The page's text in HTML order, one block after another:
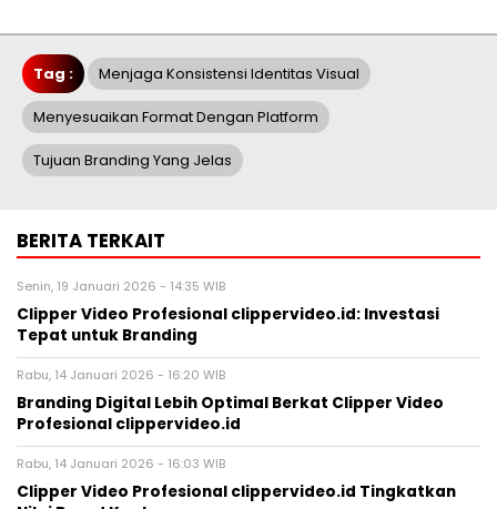
Tag : Menjaga Konsistensi Identitas Visual
Menyesuaikan Format Dengan Platform
Tujuan Branding Yang Jelas
BERITA TERKAIT
Senin, 19 Januari 2026 - 14:35 WIB
Clipper Video Profesional clippervideo.id: Investasi
Tepat untuk Branding
Rabu, 14 Januari 2026 - 16:20 WIB
Branding Digital Lebih Optimal Berkat Clipper Video
Profesional clippervideo.id
Rabu, 14 Januari 2026 - 16:03 WIB
Clipper Video Profesional clippervideo.id Tingkatkan